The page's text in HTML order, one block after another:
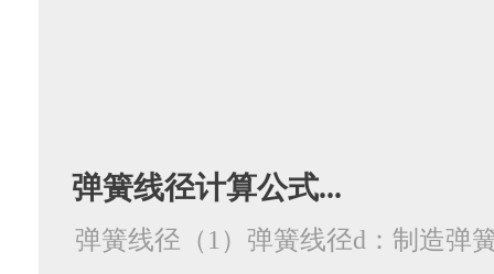
弹簧线径计算公式...
弹簧线径（1）弹簧线径d：制造弹